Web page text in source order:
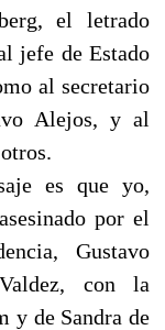
el letrado
jefe de Estado
al secretario
Alejos, y al
es que yo,
por el
Gustavo
con la
y de Sandra de